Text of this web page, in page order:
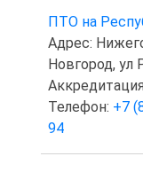
ПТО на
Адрес:
Новгород, ул
Телефон: +7
94